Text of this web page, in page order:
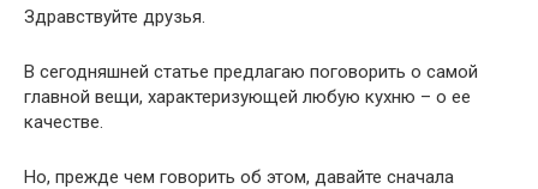
Здравствуйте друзья.
В сегодняшней статье предлагаю поговорить о самой
главной вещи, характеризующей любую кухню – о ее
качестве.
Но, прежде чем говорить об этом, давайте сначала